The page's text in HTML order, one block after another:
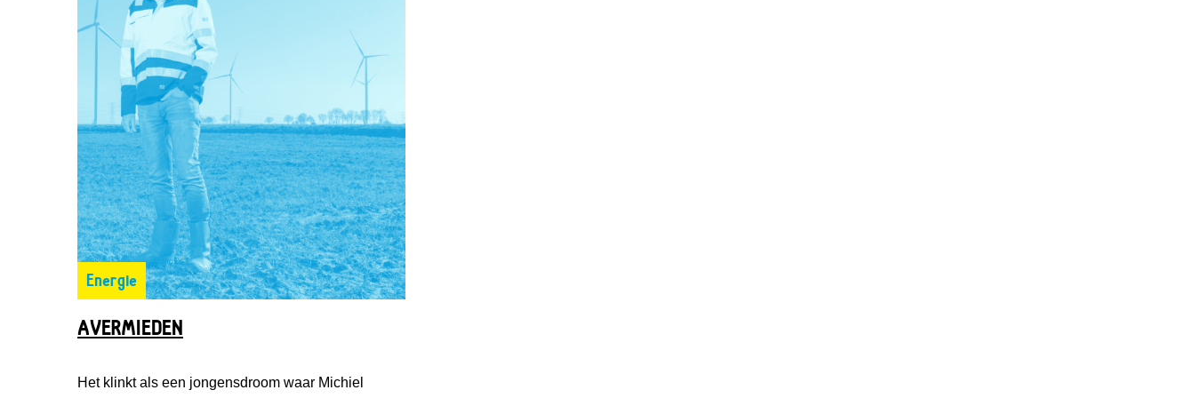
Energie
AVERMIEDEN
Het klinkt als een jongensdroom waar Michiel